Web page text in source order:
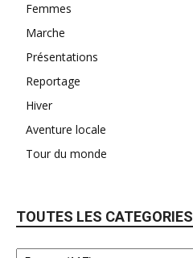
Femmes
Marche
Présentations
Reportage
Hiver
Aventure locale
Tour du monde
TOUTES LES CATEGORIES